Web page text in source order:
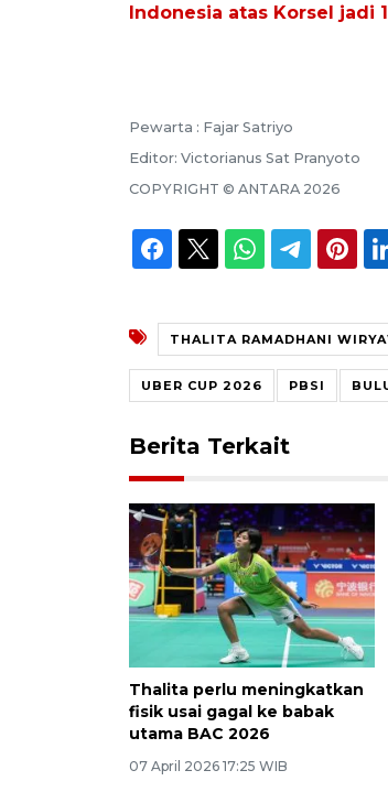
Indonesia atas Korsel jadi
Pewarta : Fajar Satriyo
Editor: Victorianus Sat Pranyoto
COPYRIGHT © ANTARA 2026
THALITA RAMADHANI
UBER CUP 2026 PBSI
Berita Terkait
Thalita perlu meningkatkan
fisik usai gagal ke babak
utama BAC 2026
07 April 2026 17:25 WIB